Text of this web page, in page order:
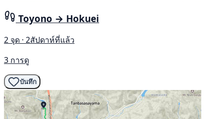
Toyono → Hokuei
2 จุด · 2สัปดาห์ที่แล้ว
3 การดู
บันทึก